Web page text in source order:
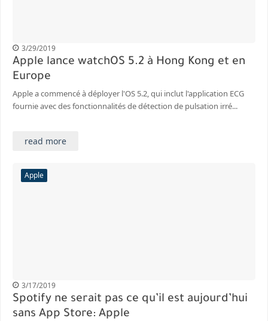
3/29/2019
Apple lance watchOS 5.2 à Hong Kong et en
Europe
Apple a commencé à déployer l'OS 5.2, qui inclut l'application ECG
fournie avec des fonctionnalités de détection de pulsation irré...
read more
Apple
3/17/2019
Spotify ne serait pas ce qu’il est aujourd’hui
sans App Store: Apple